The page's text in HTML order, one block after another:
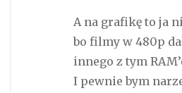
A na grafikę to ja
bo filmy w 480p
innego z tym
I pewnie bym